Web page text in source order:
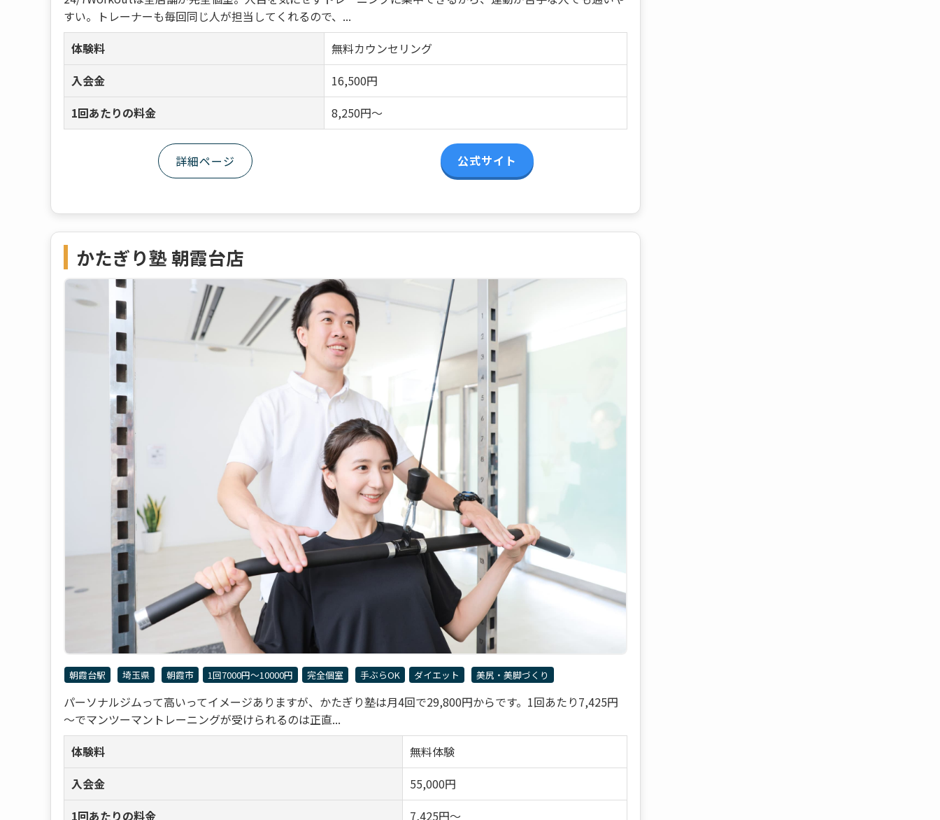
すい。トレーナーも毎回同じ人が担当してくれるので、...
体験料
無料カウンセリング
入会金
16,500円
1回あたりの料金
8,250円～
詳細ページ 公式サイト
かたぎり塾 朝霞台店
朝霞台駅 埼玉県 朝霞市 1回7000円〜10000円 完全個室 手ぶらOK ダイエット 美尻・美脚づくり
パーソナルジムって高いってイメージありますが、かたぎり塾は月4回で29,800円からです。1回あたり7,425円
～でマンツーマントレーニングが受けられるのは正直...
体験料
無料体験
入会金
55,000円
1回あたりの料金
7,425円～